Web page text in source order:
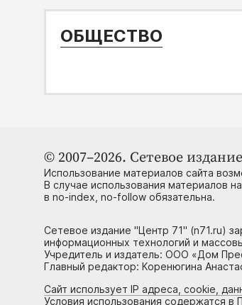
ОБЩЕСТВО
© 2007–2026. Сетевое
Использование материалов сайта
В случае использования материалов
в no-index, no-follow обязательна.
Сетевое издание "Центр 71" (n71.ru)
информационных технологий и
Учредитель и издатель: ООО «Дом
Главный редактор: Коренюгина
Сайт использует IP адреса, cookie,
Условия использования содержатся в